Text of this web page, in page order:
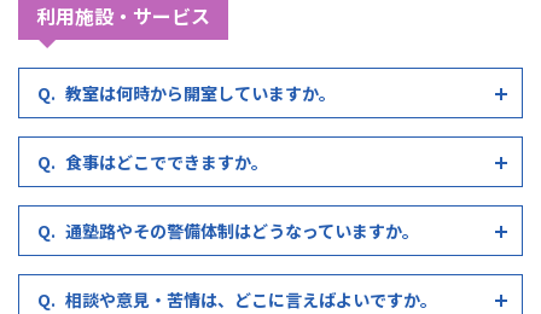
利用施設・サービス
教室は何時から開室していますか。
食事はどこでできますか。
通塾路やその警備体制はどうなっていますか。
相談や意見・苦情は、どこに言えばよいですか。